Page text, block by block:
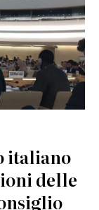
italiano
delle